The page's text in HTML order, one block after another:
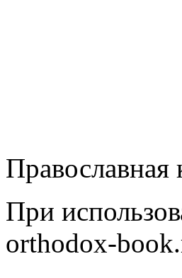
Православная
При
orthodox-